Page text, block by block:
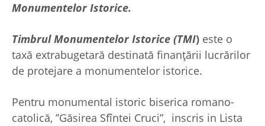
Monumentelor Istorice.
Timbrul Monumentelor Istorice (TMI) este o
taxă extrabugetară destinată finanţării lucrărilor
de protejare a monumentelor istorice.
Pentru monumental istoric biserica romano-
catolică, ”Găsirea Sfîntei Cruci”, inscris in Lista